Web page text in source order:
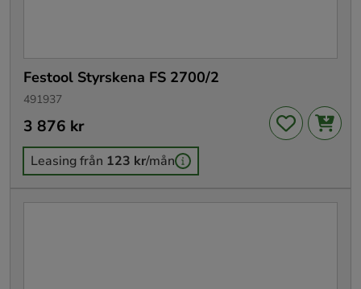
Festool Styrskena FS 2700/2
491937
Pris:3 876 kr
3 876 kr
Leasing från 123 kr/mån